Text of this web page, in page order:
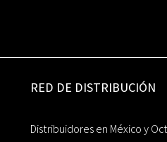
RED DE DISTRIBUCIÓN
Distribuidores en México y